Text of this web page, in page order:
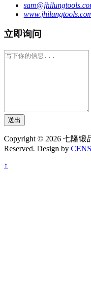
立即询问
送出
Copyright © 2026 七隆锻
Reserved. Design by CENS
↑